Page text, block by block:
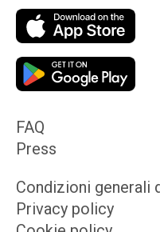
FAQ
Press
Condizioni generali
Privacy policy